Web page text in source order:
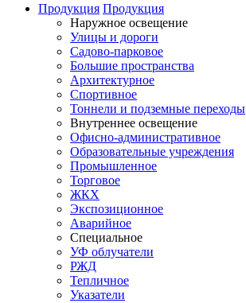
Продукция Продукция
Наружное освещение
Улицы и дороги
Садово-парковое
Большие пространства
Архитектурное
Спортивное
Тоннели и подземные переходы
Внутреннее освещение
Офисно-административное
Образовательные учреждения
Промышленное
Торговое
ЖКХ
Экспозиционное
Аварийное
Специальное
УФ облучатели
РЖД
Тепличное
Указатели